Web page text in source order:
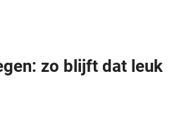
zo blijft dat leuk